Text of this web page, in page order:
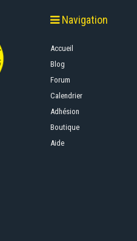
Navigation
Accueil
Blog
Forum
Calendrier
Adhésion
Boutique
Aide